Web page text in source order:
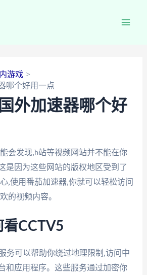
游戏
哪个好用一点
外加速器哪个好
会发现,b站等视频网站并不能在你
是因为这些网站的版权地区受到了
,使用番茄加速器,你就可以轻松访问
的视频内容。
CCTV5
务可以帮助你绕过地理限制,访问中
和应用程序。这些服务通过加密你